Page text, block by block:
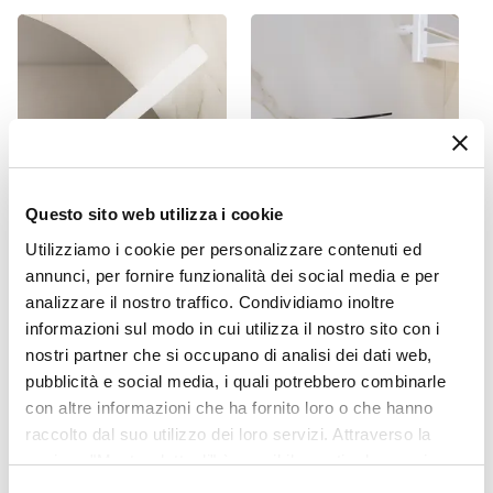
Questo sito web utilizza i cookie
Utilizziamo i cookie per personalizzare contenuti ed
annunci, per fornire funzionalità dei social media e per
analizzare il nostro traffico. Condividiamo inoltre
informazioni sul modo in cui utilizza il nostro sito con i
nostri partner che si occupano di analisi dei dati web,
pubblicità e social media, i quali potrebbero combinarle
con altre informazioni che ha fornito loro o che hanno
raccolto dal suo utilizzo dei loro servizi. Attraverso la
sezione "Mostra dettagli" è possibile gestire le proprie
Metallo
Assemblato
Kit Fissaggio A Muro
Rovere america
Lavorazione cannettata|
Struttura posteriore
aperta
Caratteristiche Lavabo
Lavabo
Incluso
Tipologia Lavabo
Integrato
CODICE:FLT-3B
Lampada applique LED 30
cm in alluminio bianco -
Flot
€ 34,00
CODICE:NCT-BNP
Miscelatore per bidet in
ottone nero opaco - Nocta
€ 56,00